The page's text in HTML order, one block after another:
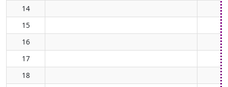
14
15
16
17
18